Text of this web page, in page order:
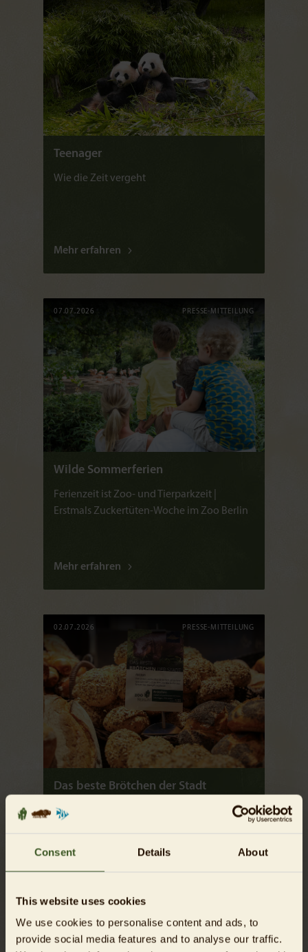
Consent Details About
This website uses cookies
We use cookies to personalise content and ads, to
provide social media features and to analyse our traffic.
Teenager
Wie die Zeit vergeht
Mehr erfahren
07.07.2026 PRESSE-MITTEILUNG
Wilde Sommerferien
Ferienzeit ist Zoo- und Tierparkzeit |
Erstmals Zuckertüten-Woche im Zoo Berlin
Mehr erfahren
02.07.2026 PRESSE-MITTEILUNG
Das beste Brötchen der Stadt
Backen für den Artenschutz: Lindner
29.06.2026 BLOG